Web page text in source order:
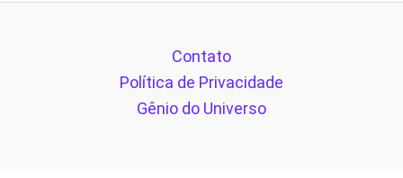
Contato
Política de Privacidade
Gênio do Universo